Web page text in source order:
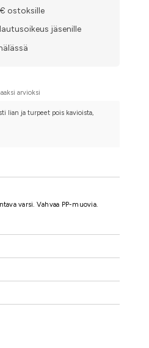
ostoksille
jäsenille
arvioksi
lian ja turpeet pois kavioista,
varsi. Vahvaa PP-muovia.